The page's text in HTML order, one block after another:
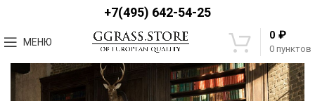
+7(495) 642-54-25
МЕНЮ
0 пунктов
0 ₽